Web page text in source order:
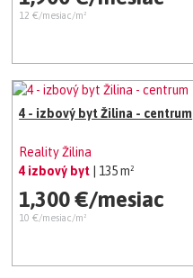
12 €/mesiac/m²
4 - izbový byt Žilina - centrum
Reality Žilina
4 izbový byt
| 135 m²
1,300 €/mesiac
10 €/mesiac/m²